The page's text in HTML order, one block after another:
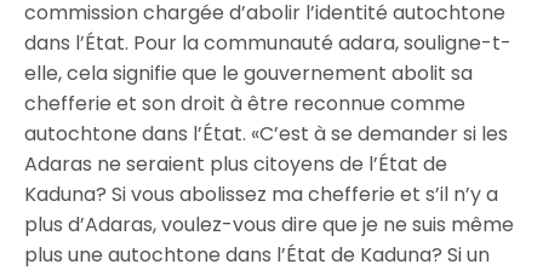
commission chargée d’abolir l’identité autochtone
dans l’État. Pour la communauté adara, souligne-t-
elle, cela signifie que le gouvernement abolit sa
chefferie et son droit à être reconnue comme
autochtone dans l’État. «C’est à se demander si les
Adaras ne seraient plus citoyens de l’État de
Kaduna? Si vous abolissez ma chefferie et s’il n’y a
plus d’Adaras, voulez-vous dire que je ne suis même
plus une autochtone dans l’État de Kaduna? Si un